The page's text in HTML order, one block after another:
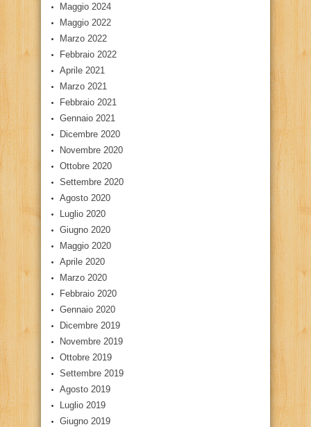
Maggio 2024
Maggio 2022
Marzo 2022
Febbraio 2022
Aprile 2021
Marzo 2021
Febbraio 2021
Gennaio 2021
Dicembre 2020
Novembre 2020
Ottobre 2020
Settembre 2020
Agosto 2020
Luglio 2020
Giugno 2020
Maggio 2020
Aprile 2020
Marzo 2020
Febbraio 2020
Gennaio 2020
Dicembre 2019
Novembre 2019
Ottobre 2019
Settembre 2019
Agosto 2019
Luglio 2019
Giugno 2019